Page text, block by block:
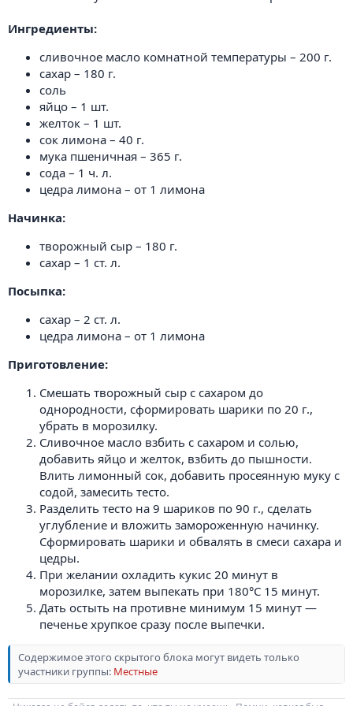
Ингредиенты:
сливочное масло комнатной температуры – 200 г.
сахар – 180 г.
соль
яйцо – 1 шт.
желток – 1 шт.
сок лимона – 40 г.
мука пшеничная – 365 г.
сода – 1 ч. л.
цедра лимона – от 1 лимона
Начинка:
творожный сыр – 180 г.
сахар – 1 ст. л.
Посыпка:
сахар – 2 ст. л.
цедра лимона – от 1 лимона
Приготовление:
Смешать творожный сыр с сахаром до
однородности, сформировать шарики по 20 г.,
убрать в морозилку.
Сливочное масло взбить с сахаром и солью,
добавить яйцо и желток, взбить до пышности.
Влить лимонный сок, добавить просеянную муку с
содой, замесить тесто.
Разделить тесто на 9 шариков по 90 г., сделать
углубление и вложить замороженную начинку.
Сформировать шарики и обвалять в смеси сахара и
цедры.
При желании охладить кукис 20 минут в
морозилке, затем выпекать при 180°C 15 минут.
Дать остыть на противне минимум 15 минут —
печенье хрупкое сразу после выпечки.
Содержимое этого скрытого блока могут видеть только
участники группы: Местные